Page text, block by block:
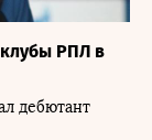
РПЛ в
дебютант